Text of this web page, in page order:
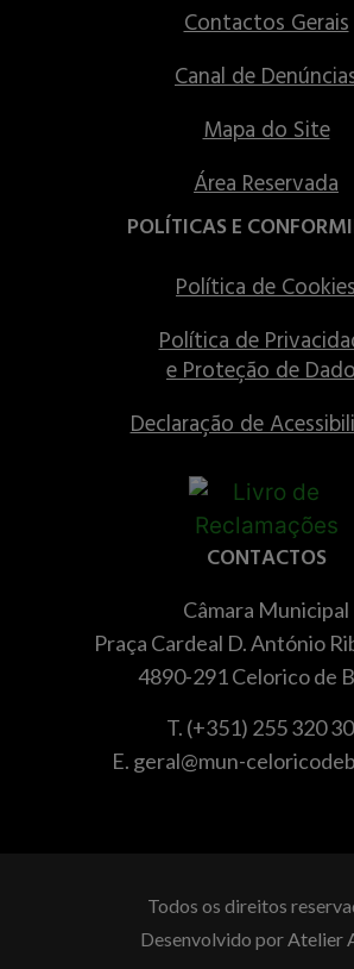
Contactos Gerais
Canal de
Mapa do Site
Área Reservada
POLÍTICAS E
Política de
Política de
e Proteção de
Declaração de
CONTACTOS
Câmara Municipal
Praça Cardeal D. António
4890-291 Celorico de
T. (+351) 255 320
E. geral@mun-
Todos os direitos
Desenvolvido porAtelier